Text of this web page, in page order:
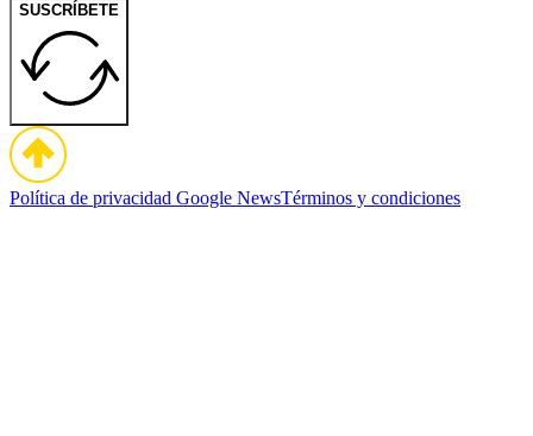
SUSCRÍBETE
Política de privacidad Google NewsTérminos y condiciones